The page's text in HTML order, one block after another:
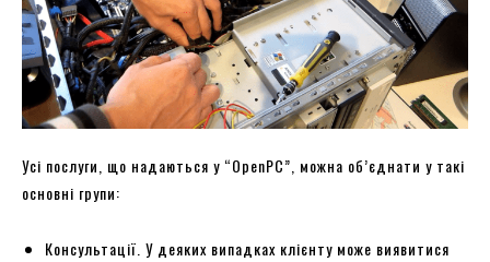
Усі послуги, що надаються у “OpenPC”, можна об’єднати у такі
основні групи:
Консультації. У деяких випадках клієнту може виявитися